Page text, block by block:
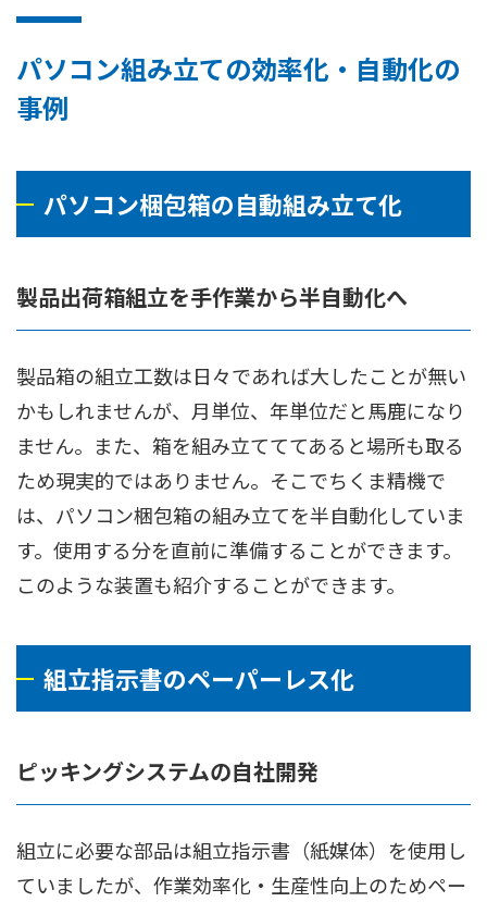
パソコン組み立ての効率化・自動化の
事例
パソコン梱包箱の自動組み立て化
製品出荷箱組立を手作業から半自動化へ
製品箱の組立工数は日々であれば大したことが無い
かもしれませんが、月単位、年単位だと馬鹿になり
ません。また、箱を組み立てててあると場所も取る
ため現実的ではありません。そこでちくま精機で
は、パソコン梱包箱の組み立てを半自動化していま
す。使用する分を直前に準備することができます。
このような装置も紹介することができます。
組立指示書のペーパーレス化
ピッキングシステムの自社開発
組立に必要な部品は組立指示書（紙媒体）を使用し
ていましたが、作業効率化・生産性向上のためペー